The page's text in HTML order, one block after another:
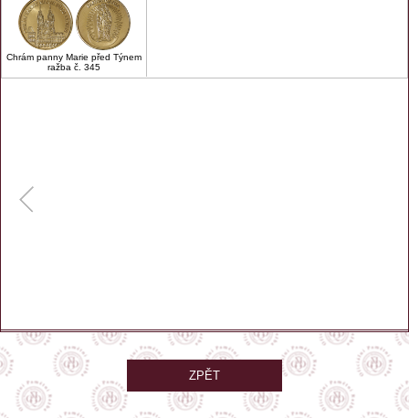
Chrám panny Marie před Týnem
ražba č. 345
Pamatovat
ZPĚT